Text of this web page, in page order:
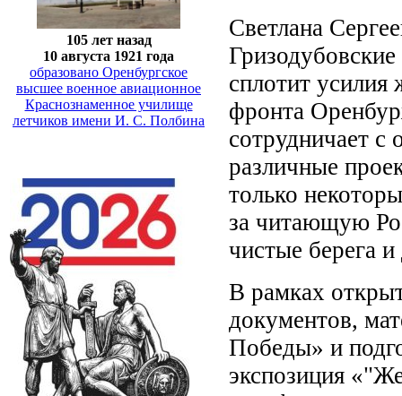
105 лет назад
10 августа 1921 года
образовано Оренбургское
высшее военное авиационное
Краснознаменное училище
летчиков имени И. С. Полбина
Светлана
сплотит усилия
фронта
сотрудничает с
различные
только
за читающую
чистые берега
В рамках
документов,
Победы» и
экспозиция